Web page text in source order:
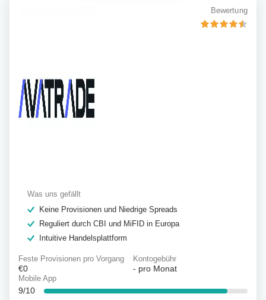
Bewertung
Was uns gefällt
Keine Provisionen und Niedrige Spreads
Reguliert durch CBI und MiFID in Europa
Intuitive Handelsplattform
Feste Provisionen pro Vorgang
€0
Kontogebühr
- pro Monat
Mobile App
9/10